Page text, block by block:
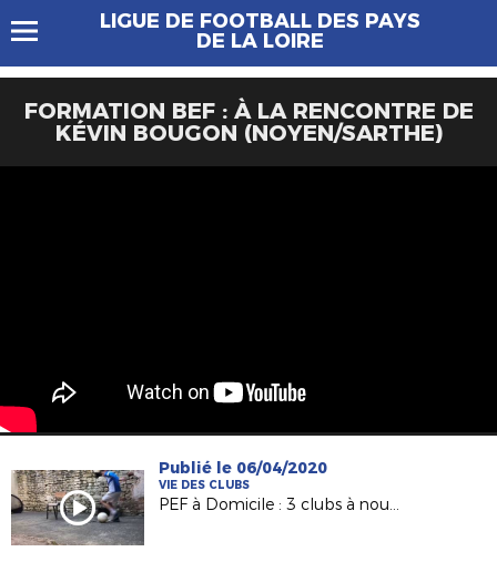
LIGUE DE FOOTBALL DES PAYS
DE LA LOIRE
FORMATION BEF : À LA RENCONTRE DE
KÉVIN BOUGON (NOYEN/SARTHE)
Publié le 06/04/2020
VIE DES CLUBS
PEF à Domicile : 3 clubs à nouveau représentés !